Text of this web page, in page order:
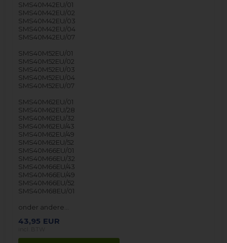
SMS40M42EU/01
SMS40M42EU/02
SMS40M42EU/03
SMS40M42EU/04
SMS40M42EU/07
SMS40M52EU/01
SMS40M52EU/02
SMS40M52EU/03
SMS40M52EU/04
SMS40M52EU/07
SMS40M62EU/01
SMS40M62EU/28
SMS40M62EU/32
SMS40M62EU/43
SMS40M62EU/49
SMS40M62EU/52
SMS40M66EU/01
SMS40M66EU/32
SMS40M66EU/43
SMS40M66EU/49
SMS40M66EU/52
SMS40M68EU/01
onder andere…
43,95 EUR